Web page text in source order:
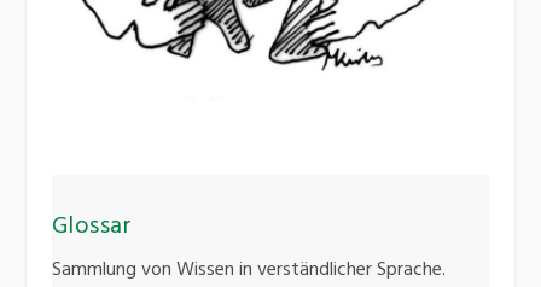
Glossar
Sammlung von Wissen in verständlicher Sprache.